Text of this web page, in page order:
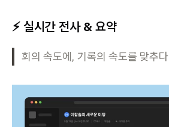
⚡ 실시간 전사 & 요약
회의 속도에, 기록의 속도를 맞추다